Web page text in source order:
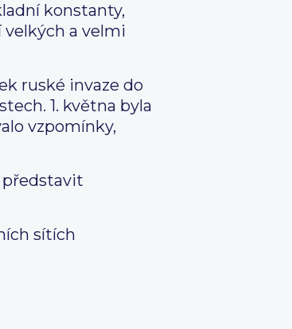
konstanty,
velkých a velmi
ruské invaze do
1. května byla
vzpomínky,
sítích